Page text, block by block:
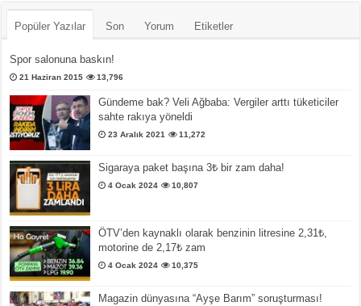
Popüler Yazılar Son Yorum Etiketler
Spor salonuna baskın!
21 Haziran 2015 13,796
Gündeme bak? Veli Ağbaba: Vergiler arttı tüketiciler
sahte rakıya yöneldi
23 Aralık 2021 11,272
Sigaraya paket başına 3₺ bir zam daha!
4 Ocak 2024 10,807
ÖTV’den kaynaklı olarak benzinin litresine 2,31₺,
motorine de 2,17₺ zam
4 Ocak 2024 10,375
Magazin dünyasına “Ayşe Barım” soruşturması!